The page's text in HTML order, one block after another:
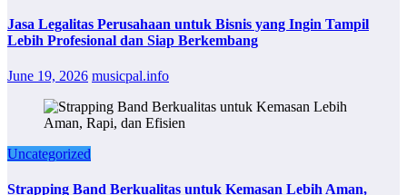
Jasa Legalitas Perusahaan untuk Bisnis yang Ingin Tampil
Lebih Profesional dan Siap Berkembang
June 19, 2026 musicpal.info
Uncategorized
Strapping Band Berkualitas untuk Kemasan Lebih Aman,